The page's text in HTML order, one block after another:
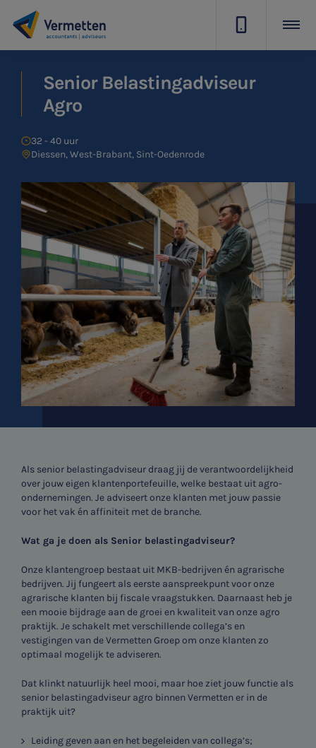
Senior Belastingadviseur
Agro
32 - 40 uur
Diessen, West-Brabant, Sint-Oedenrode
Als senior belastingadviseur draag jij de verantwoordelijkheid
over jouw eigen klantenportefeuille, welke bestaat uit agro-
ondernemingen. Je adviseert onze klanten met jouw passie
voor het vak én affiniteit met de branche.
Wat ga je doen als Senior belastingadviseur?
Onze klantengroep bestaat uit MKB-bedrijven én agrarische
bedrijven. Jij fungeert als eerste aanspreekpunt voor onze
agrarische klanten bij fiscale vraagstukken. Daarnaast heb je
een mooie bijdrage aan de groei en kwaliteit van onze agro
praktijk. Je schakelt met verschillende collega’s en
vestigingen van de Vermetten Groep om onze klanten zo
optimaal mogelijk te adviseren.
Dat klinkt natuurlijk heel mooi, maar hoe ziet jouw functie als
senior belastingadviseur agro binnen Vermetten er in de
praktijk uit?
Leiding geven aan en het begeleiden van collega’s;